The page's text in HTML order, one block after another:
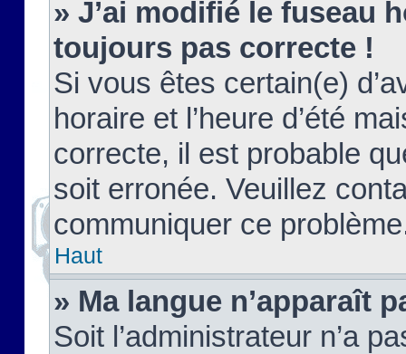
» J’ai modifié le fuseau
toujours pas correcte !
Si vous êtes certain(e)
horaire et l’heure d’été
correcte, il est probable
soit erronée. Veuillez
communiquer ce
Haut
» Ma langue n’apparaît
Soit l’administrateur n’a